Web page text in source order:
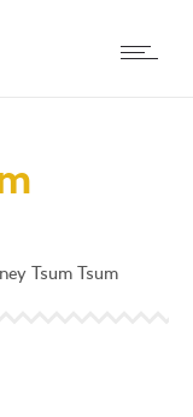
Tsum Tsum